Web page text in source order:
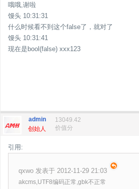
哦哦,谢啦
馒头 10:31:31
什么时候看不到这个false了，就对了
馒头 10:31:41
现在是bool(false) xxx123
admin
创始人
13049.42
价值分
引用:
qxwo 发表于 2012-11-29 21:03
akcms,UTF8编码正常,gbk不正常